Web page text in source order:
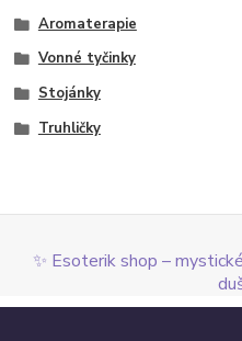
Aromaterapie
Vonné tyčinky
Stojánky
Truhličky
✨ Esoterik shop –